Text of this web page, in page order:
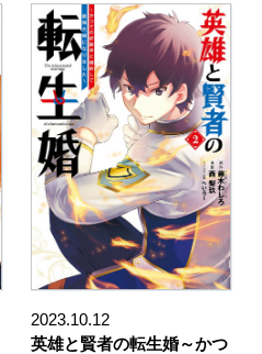
2023.10.12
英雄と賢者の転生婚～かつ